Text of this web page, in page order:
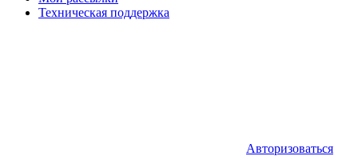
Техническая поддержка
Авторизоваться